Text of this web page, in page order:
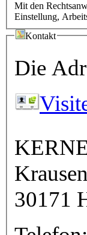
Mit den
Einstellung,
Kontakt
Die
30171